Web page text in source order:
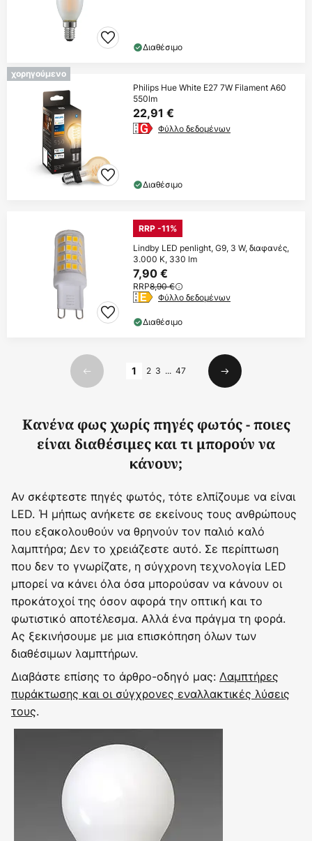
Διαθέσιμο
χορηγούμενο
Philips Hue White E27 7W Filament A60
550lm
22,91 €
Φύλλο δεδομένων
Διαθέσιμο
RRP -11%
Lindby LED penlight, G9, 3 W, διαφανές,
3.000 K, 330 lm
7,90 €
RRP8,90 €
Φύλλο δεδομένων
Διαθέσιμο
Προηγούμενο
1 2 3 ... 47
Επόμενο
Κανένα φως χωρίς πηγές φωτός - ποιες
είναι διαθέσιμες και τι μπορούν να
κάνουν;
Αν σκέφτεστε πηγές φωτός, τότε ελπίζουμε να είναι
LED. Ή μήπως ανήκετε σε εκείνους τους ανθρώπους
που εξακολουθούν να θρηνούν τον παλιό καλό
λαμπτήρα; Δεν το χρειάζεστε αυτό. Σε περίπτωση
που δεν το γνωρίζατε, η σύγχρονη τεχνολογία LED
μπορεί να κάνει όλα όσα μπορούσαν να κάνουν οι
προκάτοχοί της όσον αφορά την οπτική και το
φωτιστικό αποτέλεσμα. Αλλά ένα πράγμα τη φορά.
Ας ξεκινήσουμε με μια επισκόπηση όλων των
διαθέσιμων λαμπτήρων.
Διαβάστε επίσης το άρθρο-οδηγό μας: Λαμπτήρες
πυράκτωσης και οι σύγχρονες εναλλακτικές λύσεις
τους.